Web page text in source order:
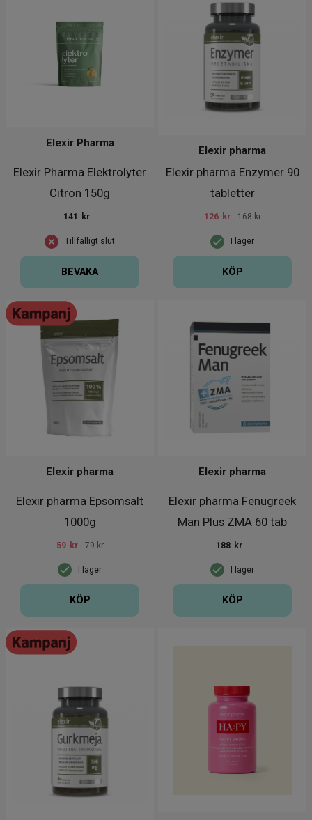
Elexir Pharma Elektrolyter
Citron 150g
Elexir Pharma
Tillfälligt slut
141 kr
BEVAKA
Elexir pharma Enzymer 90
tabletter
Elexir pharma
I lager
126 kr 168 kr
KÖP
Elexir pharma Epsomsalt
1000g
Elexir pharma
I lager
59 kr 79 kr
KÖP
Elexir pharma Fenugreek
Man Plus ZMA 60 tab
Elexir pharma
I lager
188 kr
KÖP